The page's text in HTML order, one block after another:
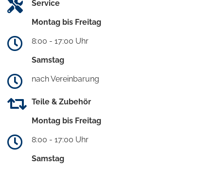
Service
Montag bis Freitag
8:00 - 17:00 Uhr
Samstag
nach Vereinbarung
Teile & Zubehör
Montag bis Freitag
8:00 - 17:00 Uhr
Samstag